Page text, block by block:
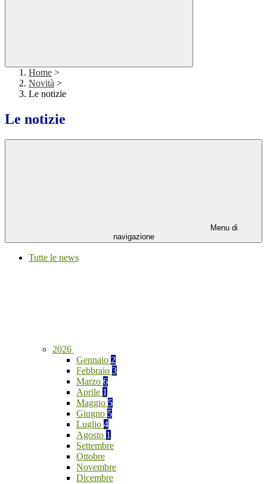
Home >
Novità >
Le notizie
Le notizie
Menu di
navigazione
Tutte le news
2026
Gennaio 2
Febbraio 3
Marzo 6
Aprile 1
Maggio 5
Giugno 5
Luglio 4
Agosto 1
Settembre
Ottobre
Novembre
Dicembre